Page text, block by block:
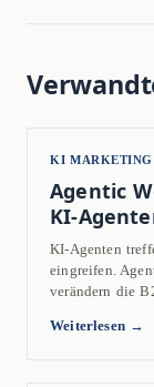
KI MARKETING
Agentic
KI-
KI-Agenten
eingreifen.
verändern die
Weiterlesen →